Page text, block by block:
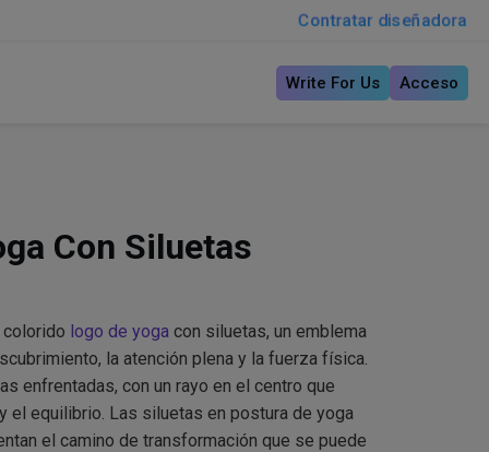
Contratar diseñadora
Write For Us Acceso
Con Siluetas
logo de yoga con siluetas, un emblema
la atención plena y la fuerza física.
enfrentadas, con un rayo en el centro que
el equilibrio. Las siluetas en postura de yoga
el camino de transformación que se puede